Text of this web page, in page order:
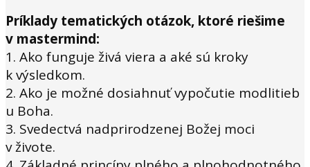
Príklady tematických otázok, ktoré riešime
v mastermind:
1. Ako funguje živá viera a aké sú kroky
k výsledkom.
2. Ako je možné dosiahnuť vypočutie modlitieb
u Boha.
3. Svedectvá nadprirodzenej Božej moci
v živote.